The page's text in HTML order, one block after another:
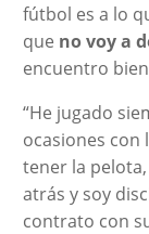
fútbol es a lo
que no voy a
encuentro
“He jugado
ocasiones con
tener la
atrás y soy
contrato con